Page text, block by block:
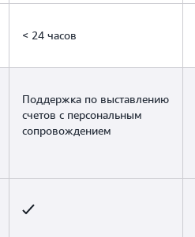
< 24 часов
Поддержка по выставлению
счетов с персональным
сопровождением